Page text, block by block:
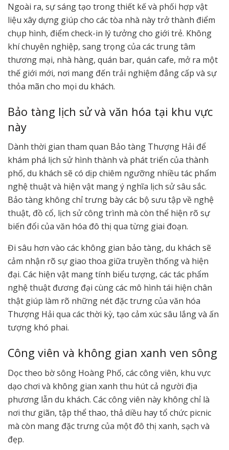
Ngoài ra, sự sáng tạo trong thiết kế và phối hợp vật
liệu xây dựng giúp cho các tòa nhà này trở thành điểm
chụp hình, điểm check-in lý tưởng cho giới trẻ. Không
khí chuyên nghiệp, sang trọng của các trung tâm
thương mại, nhà hàng, quán bar, quán cafe, mở ra một
thế giới mới, nơi mang đến trải nghiệm đẳng cấp và sự
thỏa mãn cho mọi du khách.
Bảo tàng lịch sử và văn hóa tại khu vực
này
Dành thời gian tham quan Bảo tàng Thượng Hải để
khám phá lịch sử hình thành và phát triển của thành
phố, du khách sẽ có dịp chiêm ngưỡng nhiều tác phẩm
nghệ thuật và hiện vật mang ý nghĩa lịch sử sâu sắc.
Bảo tàng không chỉ trưng bày các bộ sưu tập về nghệ
thuật, đồ cổ, lịch sử công trình mà còn thể hiện rõ sự
biến đổi của văn hóa đô thị qua từng giai đoạn.
Đi sâu hơn vào các không gian bảo tàng, du khách sẽ
cảm nhận rõ sự giao thoa giữa truyền thống và hiện
đại. Các hiện vật mang tính biểu tượng, các tác phẩm
nghệ thuật đương đại cùng các mô hình tái hiện chân
thật giúp làm rõ những nét đặc trưng của văn hóa
Thượng Hải qua các thời kỳ, tạo cảm xúc sâu lắng và ấn
tượng khó phai.
Công viên và không gian xanh ven sông
Dọc theo bờ sông Hoàng Phố, các công viên, khu vực
dạo chơi và không gian xanh thu hút cả người địa
phương lẫn du khách. Các công viên này không chỉ là
nơi thư giãn, tập thể thao, thả diều hay tổ chức picnic
mà còn mang đặc trưng của một đô thị xanh, sạch và
đẹp.